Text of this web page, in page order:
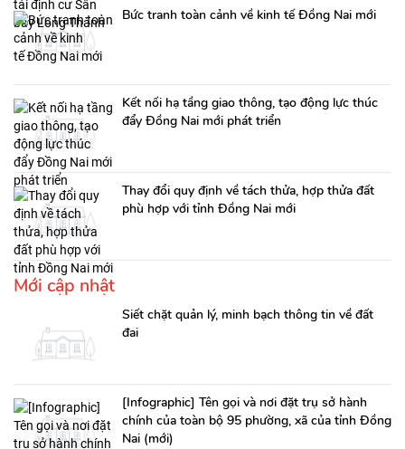
Bức tranh toàn cảnh về kinh tế Đồng Nai mới
Kết nối hạ tầng giao thông, tạo động lực thúc
đẩy Đồng Nai mới phát triển
Thay đổi quy định về tách thửa, hợp thửa đất
phù hợp với tỉnh Đồng Nai mới
Mới cập nhật
Siết chặt quản lý, minh bạch thông tin về đất
đai
[Infographic] Tên gọi và nơi đặt trụ sở hành
chính của toàn bộ 95 phường, xã của tỉnh Đồng
Nai (mới)